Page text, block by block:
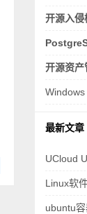
开源入侵
开源资
最新文章
UCloud
Linux软
ubuntu